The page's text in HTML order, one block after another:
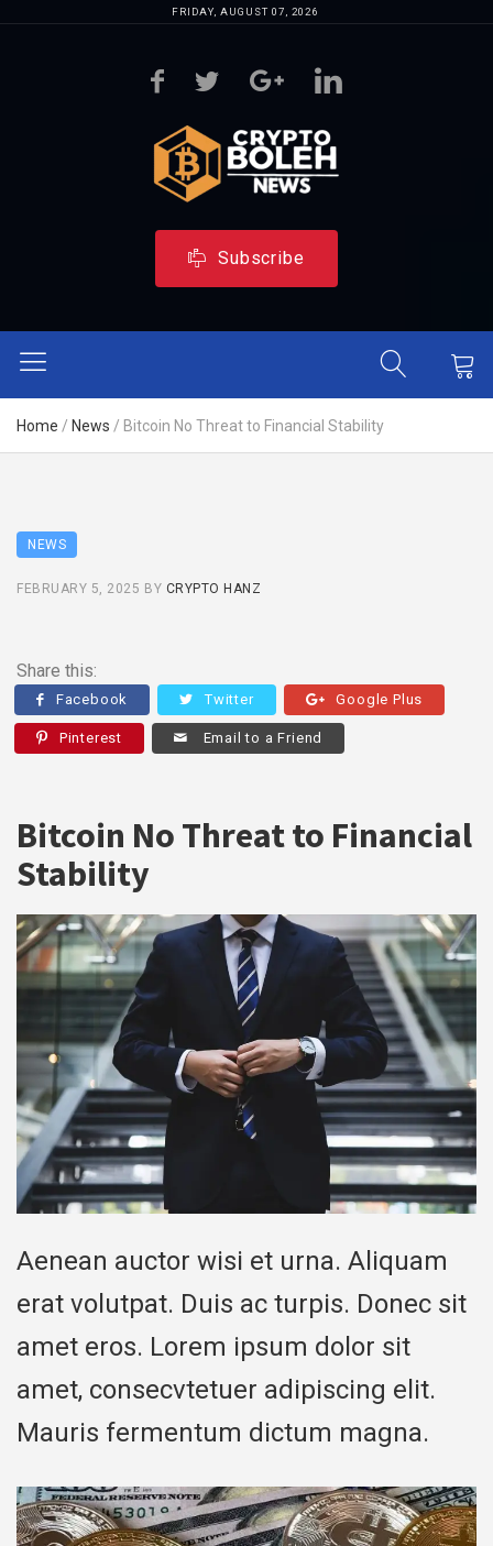
FRIDAY, AUGUST 07, 2026
Subscribe
Home / News / Bitcoin No Threat to Financial Stability
NEWS
FEBRUARY 5, 2025 BY CRYPTO HANZ
Share this:
Facebook Twitter Google Plus
Pinterest Email to a Friend
Bitcoin No Threat to Financial
Stability
Aenean auctor wisi et urna. Aliquam
erat volutpat. Duis ac turpis. Donec sit
amet eros. Lorem ipsum dolor sit
amet, consecvtetuer adipiscing elit.
Mauris fermentum dictum magna.